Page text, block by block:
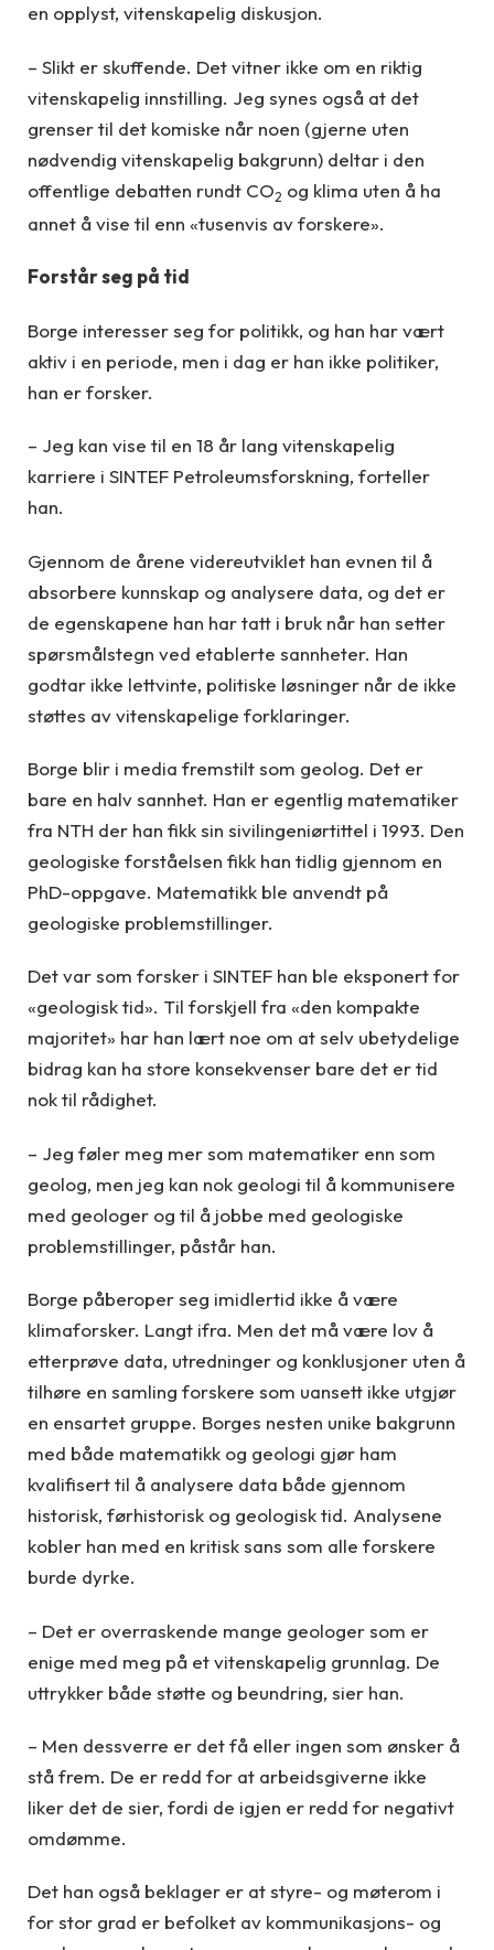
en opplyst, vitenskapelig diskusjon.
– Slikt er skuffende. Det vitner ikke om en riktig
vitenskapelig innstilling. Jeg synes også at det
grenser til det komiske når noen (gjerne uten
nødvendig vitenskapelig bakgrunn) deltar i den
offentlige debatten rundt CO2 og klima uten å ha
annet å vise til enn «tusenvis av forskere».
Forstår seg på tid
Borge interesser seg for politikk, og han har vært
aktiv i en periode, men i dag er han ikke politiker,
han er forsker.
– Jeg kan vise til en 18 år lang vitenskapelig
karriere i SINTEF Petroleumsforskning, forteller
han.
Gjennom de årene videreutviklet han evnen til å
absorbere kunnskap og analysere data, og det er
de egenskapene han har tatt i bruk når han setter
spørsmålstegn ved etablerte sannheter. Han
godtar ikke lettvinte, politiske løsninger når de ikke
støttes av vitenskapelige forklaringer.
Borge blir i media fremstilt som geolog. Det er
bare en halv sannhet. Han er egentlig matematiker
fra NTH der han fikk sin sivilingeniørtittel i 1993. Den
geologiske forståelsen fikk han tidlig gjennom en
PhD-oppgave. Matematikk ble anvendt på
geologiske problemstillinger.
Det var som forsker i SINTEF han ble eksponert for
«geologisk tid». Til forskjell fra «den kompakte
majoritet» har han lært noe om at selv ubetydelige
bidrag kan ha store konsekvenser bare det er tid
nok til rådighet.
– Jeg føler meg mer som matematiker enn som
geolog, men jeg kan nok geologi til å kommunisere
med geologer og til å jobbe med geologiske
problemstillinger, påstår han.
Borge påberoper seg imidlertid ikke å være
klimaforsker. Langt ifra. Men det må være lov å
etterprøve data, utredninger og konklusjoner uten å
tilhøre en samling forskere som uansett ikke utgjør
en ensartet gruppe. Borges nesten unike bakgrunn
med både matematikk og geologi gjør ham
kvalifisert til å analysere data både gjennom
historisk, førhistorisk og geologisk tid. Analysene
kobler han med en kritisk sans som alle forskere
burde dyrke.
– Det er overraskende mange geologer som er
enige med meg på et vitenskapelig grunnlag. De
uttrykker både støtte og beundring, sier han.
– Men dessverre er det få eller ingen som ønsker å
stå frem. De er redd for at arbeidsgiverne ikke
liker det de sier, fordi de igjen er redd for negativt
omdømme.
Det han også beklager er at styre- og møterom i
for stor grad er befolket av kommunikasjons- og